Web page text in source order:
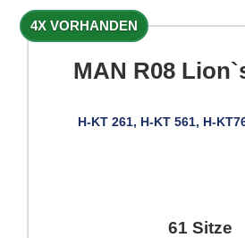
4X VORHANDEN
MAN R08
H-KT 261, H-KT 561, H-
61 Sitze